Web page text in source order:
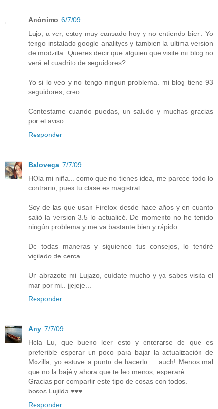
Anónimo 6/7/09
Lujo, a ver, estoy muy cansado hoy y no entiendo bien. Yo
tengo instalado google analitycs y tambien la ultima version
de modzilla. Quieres decir que alguien que visite mi blog no
verá el cuadrito de seguidores?
Yo si lo veo y no tengo ningun problema, mi blog tiene 93
seguidores, creo.
Contestame cuando puedas, un saludo y muchas gracias
por el aviso.
Responder
Balovega 7/7/09
HOla mi niña... como que no tienes idea, me parece todo lo
contrario, pues tu clase es magistral.
Soy de las que usan Firefox desde hace años y en cuanto
salió la version 3.5 lo actualicé. De momento no he tenido
ningún problema y me va bastante bien y rápido.
De todas maneras y siguiendo tus consejos, lo tendré
vigilado de cerca...
Un abrazote mi Lujazo, cuídate mucho y ya sabes visita el
mar por mi.. jjejeje...
Responder
Any 7/7/09
Hola Lu, que bueno leer esto y enterarse de que es
preferible esperar un poco para bajar la actualización de
Mozilla, yo estuve a punto de hacerlo ... auch! Menos mal
que no la bajé y ahora que te leo menos, esperaré.
Gracias por compartir este tipo de cosas con todos.
besos Lujilda ♥♥♥
Responder